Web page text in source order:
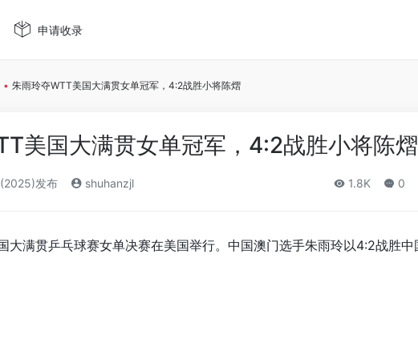
申请收录
• 朱雨玲夺WTT美国大满贯女单冠军，4:2战胜小将陈熠
美国大满贯女单冠军，4:2战胜小将陈熠
发布 shuhanzjl 1.8K 0
大满贯乒乓球赛女单决赛在美国举行。中国澳门选手朱雨玲以4:2战胜中